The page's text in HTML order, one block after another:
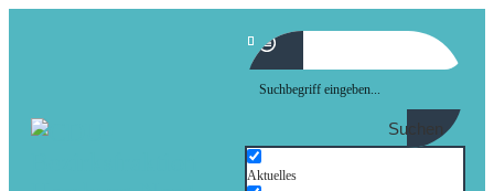
Suchen
Aktuelles